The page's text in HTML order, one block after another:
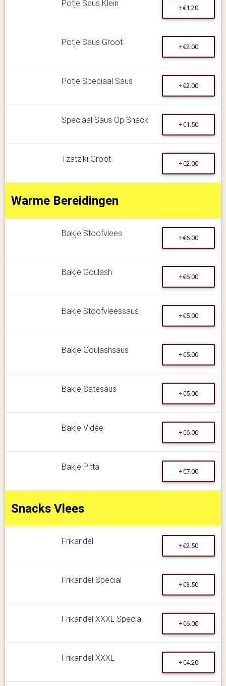
Potje Saus Klein +€1.20
Potje Saus Groot +€2.00
Potje Speciaal Saus +€2.00
Speciaal Saus Op Snack +€1.50
Tzatziki Groot +€2.00
Warme Bereidingen
Bakje Stoofvlees +€6.00
Bakje Goulash +€6.00
Bakje Stoofvleessaus +€5.00
Bakje Goulashsaus +€5.00
Bakje Satesaus +€5.00
Bakje Vidée +€6.00
Bakje Pitta +€7.00
Snacks Vlees
Frikandel +€2.50
Frikandel Special +€3.50
Frikandel XXXL Special +€6.00
Frikandel XXXL +€4.20